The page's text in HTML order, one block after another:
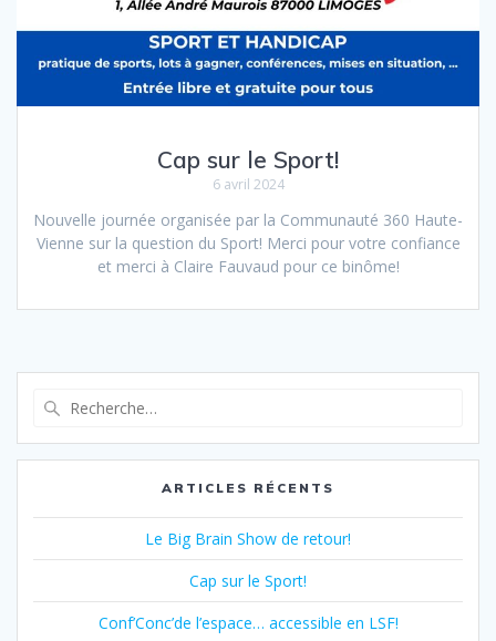
Cap sur le Sport!
6 avril 2024
Nouvelle journée organisée par la Communauté 360 Haute-
Vienne sur la question du Sport! Merci pour votre confiance
et merci à Claire Fauvaud pour ce binôme!
:
ARTICLES RÉCENTS
Le Big Brain Show de retour!
Cap sur le Sport!
Conf’Conc’de l’espace… accessible en LSF!